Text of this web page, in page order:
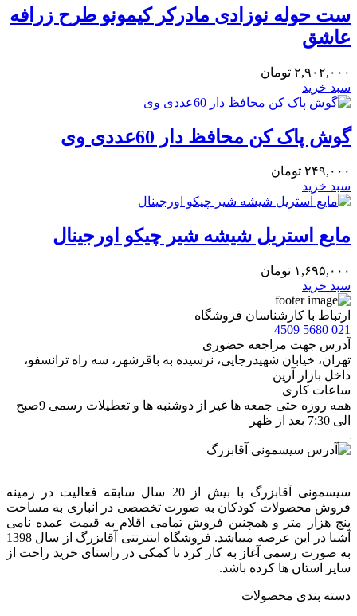
‎ست حوله نوزادی مادرکر کیمونو طرح زرافه
عاشق
۲,۹۰۲,۰۰۰ تومان
سبد خرید
گوش پاک کن محافظ دار 60عددی وی
۲۴۹,۰۰۰ تومان
سبد خرید
مایع استریل شیشه شیر چیکو اورجینال
۱,۶۹۵,۰۰۰ تومان
سبد خرید
ارتباط با کارشناسان فروشگاه
021 5680 4509
آدرس جهت مراجعه حضوری
تهران، خيابان شهيدرجايى، نرسیده به باقرشهر، سه راه ترانسفو،
داخل بازار آرین
ساعات کاری
همه روزه حتی جمعه ها غیر از دوشنبه ها و تعطیلات رسمی 9صبح
الی 7:30 بعد از ظهر
سیسمونی آقابزرگ با بیش از 20 سال سابقه فعالیت در زمینه
فروش محصولات کودکان به صورت تخصصی در انباری به مساحت
پنج هزار متر و همچنین فروش تمامی اقلام به قیمت عمده نامی
آشنا در این عرصه میباشد. فروشگاه اینترنتی آقابزرگ از سال 1398
به صورت رسمی آغاز به کار کرد تا کمکی در راستای خرید راحت از
سایر استان ها کرده باشد.
دسته بندی محصولات